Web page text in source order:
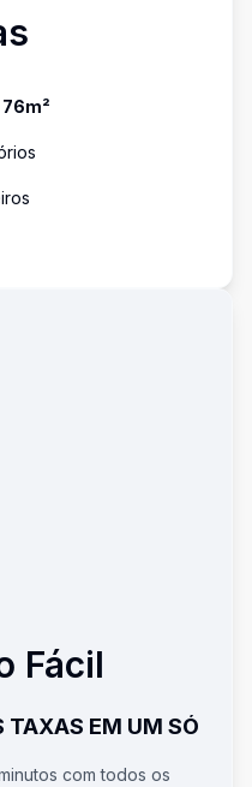
76m²
s
s
Fácil
TAXAS EM UM SÓ
com todos os